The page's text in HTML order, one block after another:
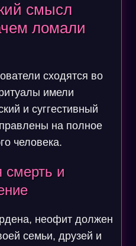
смысл
ломали
сходятся во
имели
и суггестивный
на полное
человека.
смерть и
неофит должен
семьи, друзей и